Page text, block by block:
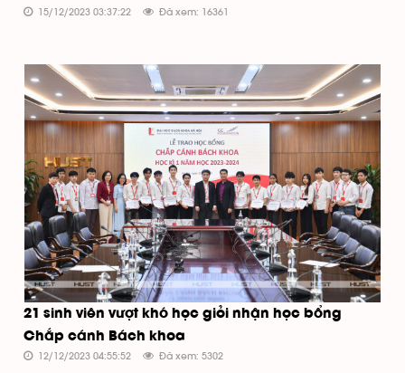
15/12/2023 03:37:22 Đã xem: 16361
21 sinh viên vượt khó học giỏi nhận học bổng
Chắp cánh Bách khoa
12/12/2023 04:55:52 Đã xem: 5302